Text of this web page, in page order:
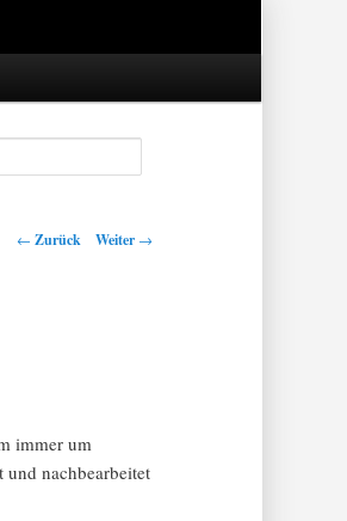
Artikel-
← Zurück Weiter →
immer um
nachbearbeitet